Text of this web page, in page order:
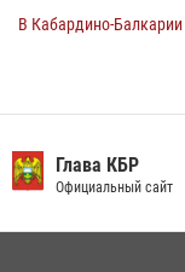
В Кабардино-
округе Росгвардии
09 июля 2026, 08:36
Глава КБР
Официальный сайт